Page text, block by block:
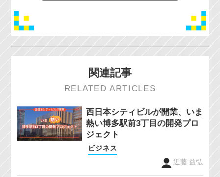
関連記事
RELATED ARTICLES
西日本シティビルが開業、いま
熱い博多駅前3丁目の開発プロ
ジェクト
ビジネス
近藤 益弘